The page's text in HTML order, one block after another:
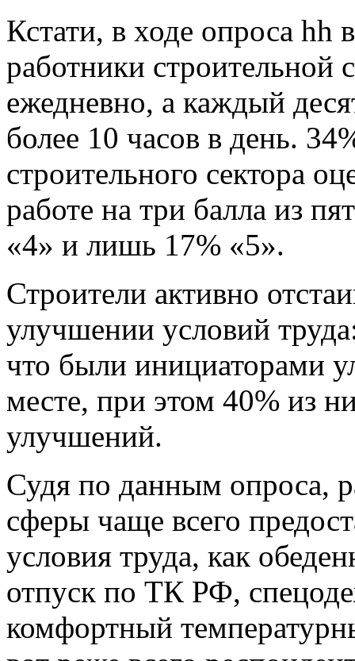
Кстати, в ходе опроса hh
работники строительной
ежедневно, а каждый
более 10 часов в день.
строительного сектора
работе на три балла из
«4» и лишь 17% «5».
Строители активно
улучшении условий
что были инициаторами
месте, при этом 40% из
улучшений.
Судя по данным опроса,
сферы чаще всего
условия труда, как
отпуск по ТК РФ,
комфортный